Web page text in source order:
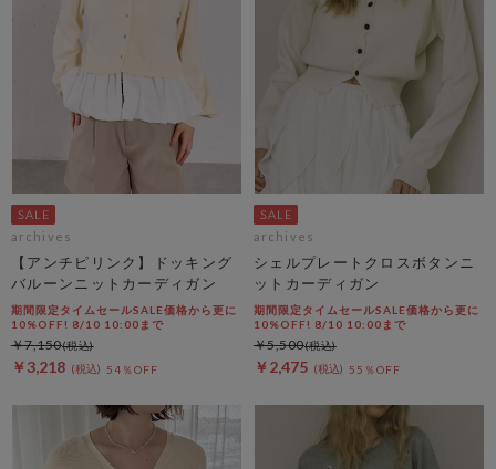
archives
【アンチピリンク】ドッキング
バルーンニットカーディガン
期間限定タイムセールSALE価格から更に
10%OFF! 8/10 10:00まで
￥3,218 54％OFF
￥7,150
archives
シェルプレートクロスボタンニ
ットカーディガン
期間限定タイムセールSALE価格から更に
10%OFF! 8/10 10:00まで
￥2,475 55％OFF
￥5,500